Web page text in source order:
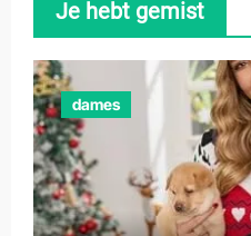
Je hebt gemist
dames